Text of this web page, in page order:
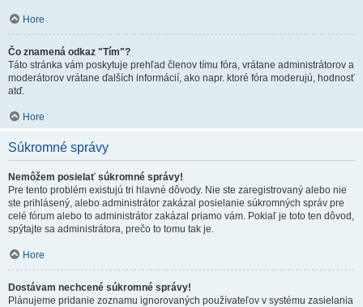
Hore
Čo znamená odkaz "Tím"?
Táto stránka vám poskytuje prehľad členov tímu fóra, vrátane administrátorov a
moderátorov vrátane ďalších informácií, ako napr. ktoré fóra moderujú, hodnosť
atď.
Hore
Súkromné správy
Nemôžem posielať súkromné správy!
Pre tento problém existujú tri hlavné dôvody. Nie ste zaregistrovaný alebo nie
ste prihlásený, alebo administrátor zakázal posielanie súkromných správ pre
celé fórum alebo to administrátor zakázal priamo vám. Pokiaľ je toto ten dôvod,
spýtajte sa administrátora, prečo to tomu tak je.
Hore
Dostávam nechcené súkromné správy!
Plánujeme pridanie zoznamu ignorovaných používateľov v systému zasielania